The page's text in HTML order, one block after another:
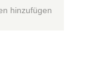
hinzufügen